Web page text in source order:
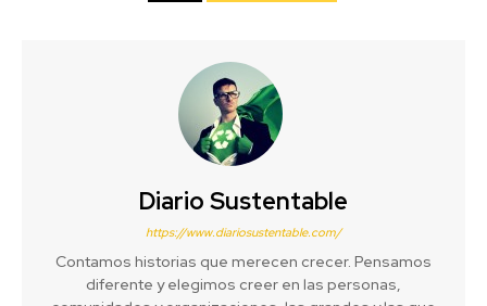
Diario Sustentable
https://www.diariosustentable.com/
Contamos historias que merecen crecer. Pensamos
diferente y elegimos creer en las personas,